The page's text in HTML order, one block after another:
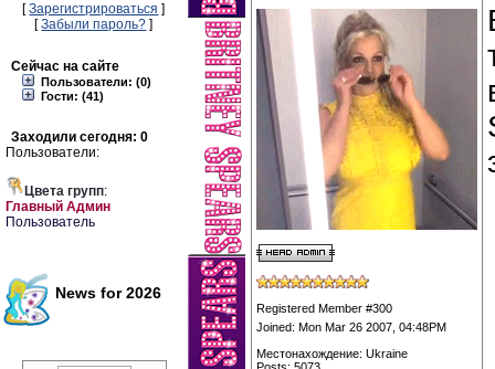
[Зарегистрироваться ]
[Забыли пароль? ]
Сейчас на сайте
Пользователи: (0)
Гости: (41)
Заходили сегодня: 0
Пользователи:
Цвета групп:
Главный Админ
Пользователь
News for 2026
Registered Member #300
Joined: Mon Mar 26 2007, 04:48PM
Местонахождение: Ukraine